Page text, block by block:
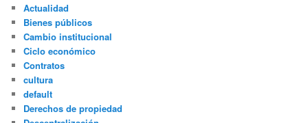
Actualidad
Bienes públicos
Cambio institucional
Ciclo económico
Contratos
cultura
default
Derechos de propiedad